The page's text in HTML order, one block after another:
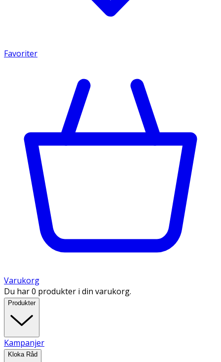
Favoriter
Varukorg
Du har 0 produkter i din varukorg.
Produkter
Kampanjer
Kloka Råd